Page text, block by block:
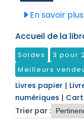
En savoir plus
Accueil de la
Soldes 3 pour
Meilleurs
Livres papier |
numériques |
Trier par :